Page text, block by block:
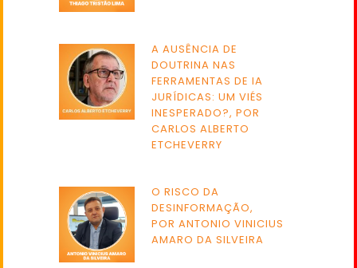
A AUSÊNCIA DE
DOUTRINA NAS
FERRAMENTAS DE IA
JURÍDICAS: UM VIÉS
INESPERADO?, POR
CARLOS ALBERTO
ETCHEVERRY
O RISCO DA
DESINFORMAÇÃO,
POR ANTONIO VINICIUS
AMARO DA SILVEIRA